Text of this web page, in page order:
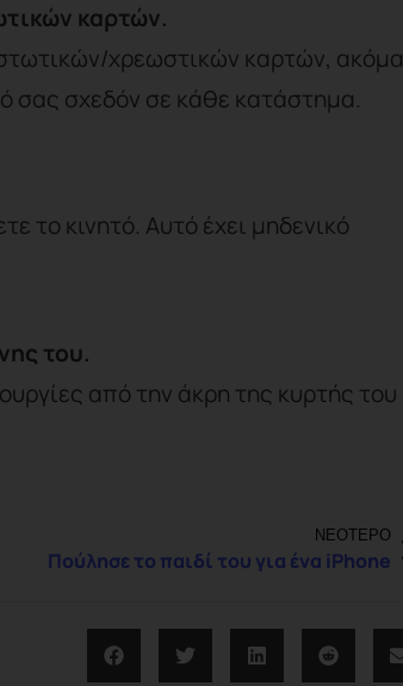
καρτών.
χρεωστικών καρτών, ακόμα
σας σχεδόν σε κάθε κατάστημα.
το κινητό. Αυτό έχει μηδενικό
του.
από την άκρη της κυρτής του
ΝΕΟΤΕΡΟ
Πούλησε το παιδί του για ένα iPhone